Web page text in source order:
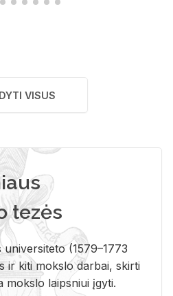
VISUS
tezės
(1579–1773
ir kiti mokslo darbai, skirti
mokslo laipsniui įgyti.